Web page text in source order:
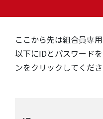
ここから先は組合員専用
以下にIDとパスワード
ンをクリックしてくださ